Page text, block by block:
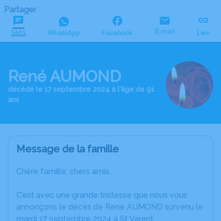
Partager
SMS WhatsApp Facebook E-mail Lien
René AUMOND
décédé le 17 septembre 2024 à l'âge de 91
ans
Message de la famille
Chère famille, chers amis,
C’est avec une grande tristesse que nous vous
annonçons le décès de René AUMOND survenu le
mardi 17 septembre 2024 à St Varent.